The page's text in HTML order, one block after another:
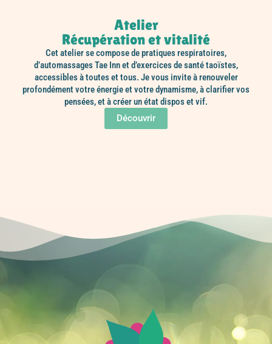
Atelier
Récupération et vitalité
Cet atelier se compose de pratiques respiratoires,
d’automassages Tae Inn et d’exercices de santé taoïstes,
accessibles à toutes et tous. Je vous invite à renouveler
profondément votre énergie et votre dynamisme, à clarifier vos
pensées, et à créer un état dispos et vif.
Découvrir